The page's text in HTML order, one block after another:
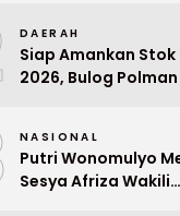
DAERAH
Siap Amankan Stok
2026, Bulog
NASIONAL
Putri Wonomulyo
Sesya Afriza Wakili